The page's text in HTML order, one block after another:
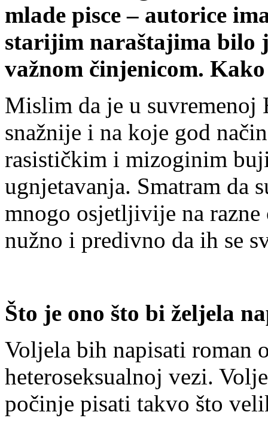
mlade pisce – autorice
starijim naraštajima bilo
važnom činjenicom.
Mislim da je u suvremenoj
snažnije i na koje god
rasističkim i mizoginim
ugnjetavanja. Smatram da
mnogo osjetljivije na
nužno i predivno da ih se
Što je ono što bi željela
Voljela bih napisati roman
heteroseksualnoj vezi.
počinje pisati takvo što